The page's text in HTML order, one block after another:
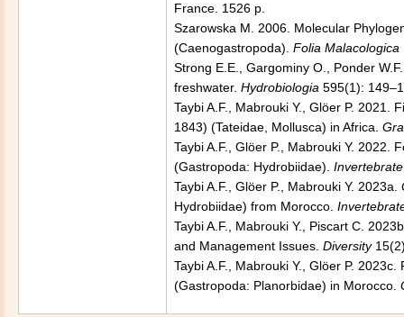
France. 1526 p.
Szarowska M. 2006. Molecular
(Caenogastropoda). Folia Malacologica
Strong E.E., Gargominy O., Ponder
freshwater. Hydrobiologia 595(1):
Taybi A.F., Mabrouki Y., Glöer P.
1843) (Tateidae, Mollusca) in Africa.
Taybi A.F., Glöer P., Mabrouki Y. 2022.
(Gastropoda: Hydrobiidae).
Taybi A.F., Glöer P., Mabrouki Y. 2023a.
Hydrobiidae) from Morocco.
Taybi A.F., Mabrouki Y., Piscart C.
and Management Issues. Diversity
Taybi A.F., Mabrouki Y., Glöer P.
(Gastropoda: Planorbidae) in Morocco.